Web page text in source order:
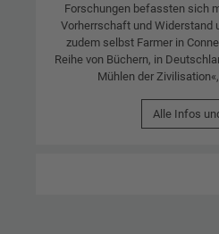
Forschungen befassten sich
Vorherrschaft und Widerstand
zudem selbst Farmer in
Reihe von Büchern, in
Mühlen der
Alle Infos